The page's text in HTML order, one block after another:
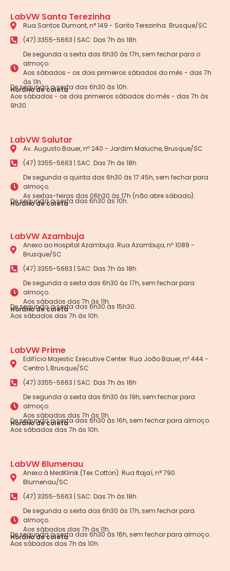
LabVW Santa Terezinha
Rua Santos Dumont, n° 149 - Santa Terezinha. Brusque/SC
(47) 3355-5663 | SAC: Das 7h às 18h
De segunda a sexta das 6h30 às 17h, sem fechar para o
almoço.
Aos sábados - os dois primeiros sábados do mês - das 7h
às 11h.
Horário de coleta
De segunda a sexta das 6h30 às 10h.
Aos sábados - os dois primeiros sábados do mês - das 7h às
9h30.
LabVW Salutar
Av. Augusto Bauer, nº 240 - Jardim Maluche, Brusque/SC
(47) 3355-5663 | SAC: Das 7h às 18h
De segunda a quinta das 6h30 às 17:45h, sem fechar para
almoço.
As sextas-feiras das 06h30 às 17h (não abre sábado).
Horário de coleta
De segunda a sexta das 6h30 às 10h.
LabVW Azambuja
Anexo ao Hospital Azambuja. Rua Azambuja, nº 1089 -
Brusque/SC
(47) 3355-5663 | SAC: Das 7h às 18h
De segunda a sexta das 6h30 às 17h, sem fechar para
almoço.
Aos sábados das 7h às 11h.
Horário de coleta
De segunda a sexta das 6h30 às 15h30.
Aos sábados das 7h às 10h.
LabVW Prime
Edifício Majestic Executive Center. Rua João Bauer, nº 444 -
Centro 1, Brusque/SC
(47) 3355-5663 | SAC: Das 7h às 18h
De segunda a sexta das 6h30 às 19h, sem fechar para
almoço.
Aos sábados das 7h às 11h.
Horário de coleta
De segunda a sexta das 6h30 às 16h, sem fechar para almoço.
Aos sábados das 7h às 10h.
LabVW Blumenau
Anexo à MedKlinik (Tex Cotton). Rua Itajaí, n° 790.
Blumenau/SC
(47) 3355-5663 | SAC: Das 7h às 18h
De segunda a sexta das 6h30 às 17h, sem fechar para
almoço.
Aos sábados das 7h às 11h.
Horário de coleta
De segunda a sexta das 6h30 às 16h, sem fechar para almoço.
Aos sábados das 7h às 10h.